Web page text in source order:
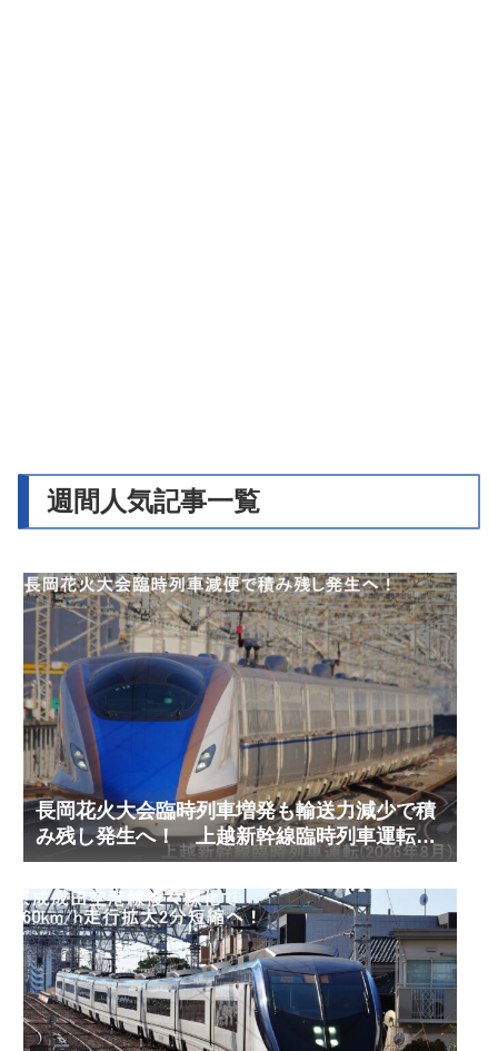
週間人気記事一覧
長岡花火大会臨時列車増発も輸送力減少で積
み残し発生へ！ 上越新幹線臨時列車運転
(2026年8月)